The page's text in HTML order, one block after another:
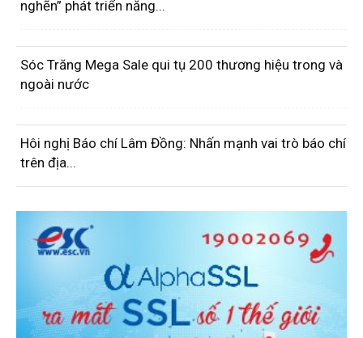
nghẽn” phát triển năng...
Sóc Trăng Mega Sale qui tụ 200 thương hiệu trong và
ngoài nước
Hôi nghị Báo chí Lâm Đồng: Nhấn mạnh vai trò báo chí
trên địa...